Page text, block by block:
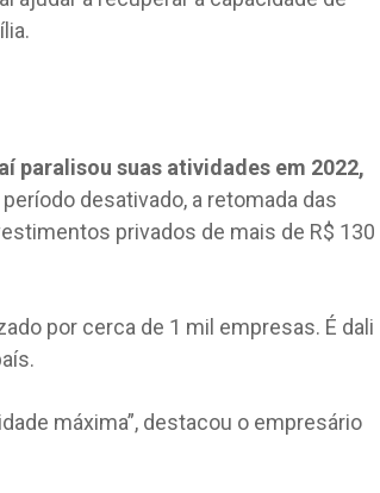
paralisou suas atividades em 2022,
desativado, a retomada das
privados de mais de R$ 130
por cerca de 1 mil empresas. É dali
máxima”, destacou o empresário